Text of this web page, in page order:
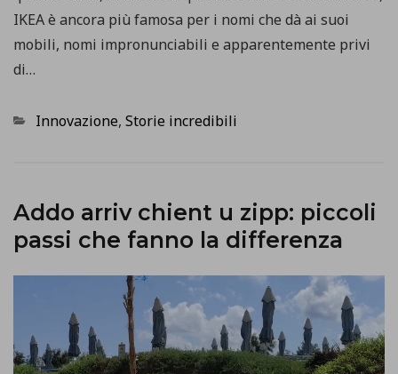
IKEA è ancora più famosa per i nomi che dà ai suoi
mobili, nomi impronunciabili e apparentemente privi
di…
Categorie
Innovazione, Storie incredibili
Addo arriv chient u zipp: piccoli
passi che fanno la differenza